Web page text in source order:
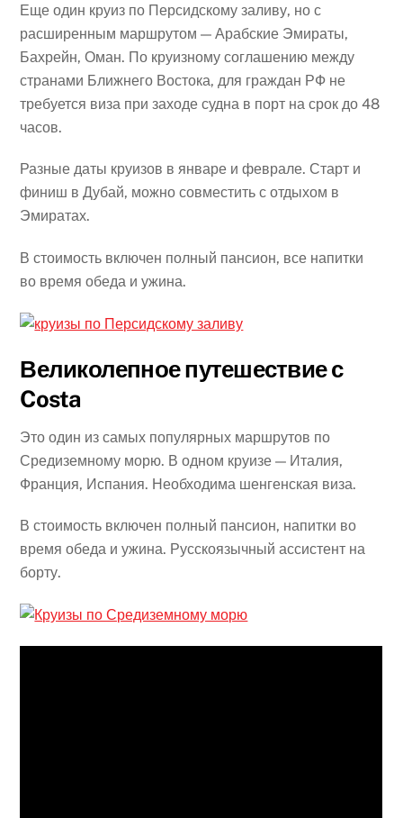
Еще один круиз по Персидскому заливу, но с
расширенным маршрутом — Арабские Эмираты,
Бахрейн, Оман. По круизному соглашению между
странами Ближнего Востока, для граждан РФ не
требуется виза при заходе судна в порт на срок до 48
часов.
Разные даты круизов в январе и феврале. Старт и
финиш в Дубай, можно совместить с отдыхом в
Эмиратах.
В стоимость включен полный пансион, все напитки
во время обеда и ужина.
Великолепное путешествие с
Costa
Это один из самых популярных маршрутов по
Средиземному морю. В одном круизе — Италия,
Франция, Испания. Необходима шенгенская виза.
В стоимость включен полный пансион, напитки во
время обеда и ужина. Русскоязычный ассистент на
борту.